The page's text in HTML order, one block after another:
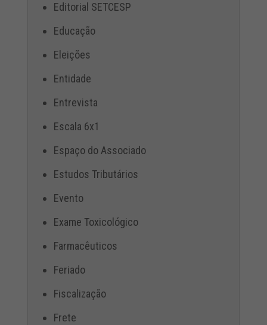
Editorial SETCESP
Educação
Eleições
Entidade
Entrevista
Escala 6x1
Espaço do Associado
Estudos Tributários
Evento
Exame Toxicológico
Farmacêuticos
Feriado
Fiscalização
Frete